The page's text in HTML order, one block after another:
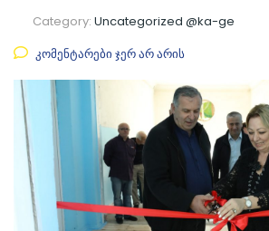
Category: Uncategorized @ka-ge
კომენტარები ჯერ არ არის